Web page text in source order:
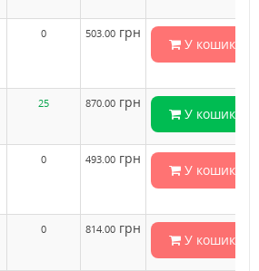
0 503.00 грн
У кошик
25 870.00 грн
У кошик
0 493.00 грн
У кошик
0 814.00 грн
У кошик